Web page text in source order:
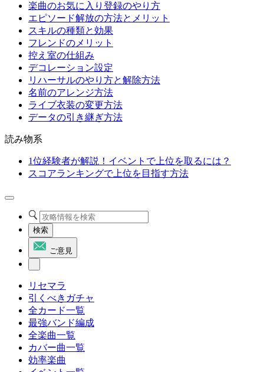
楽曲のお気に入り登録のやり方
エピソード解放の方法とメリット
スキルの種類と効果
フレンドのメリット
控え室の仕組み
デコレーション設定
リハーサルのやり方と解除方法
名前のアレンジ方法
ライブ衣装の変更方法
データの引き継ぎ方法
読み物系
1位経験者が解説！イベントで上位を取るには？
スコアランキングで上位を目指す方法
検索
ご意見
リセマラ
引くべきガチャ
全カード一覧
最強バンド編成
全楽曲一覧
カバー曲一覧
効率楽曲